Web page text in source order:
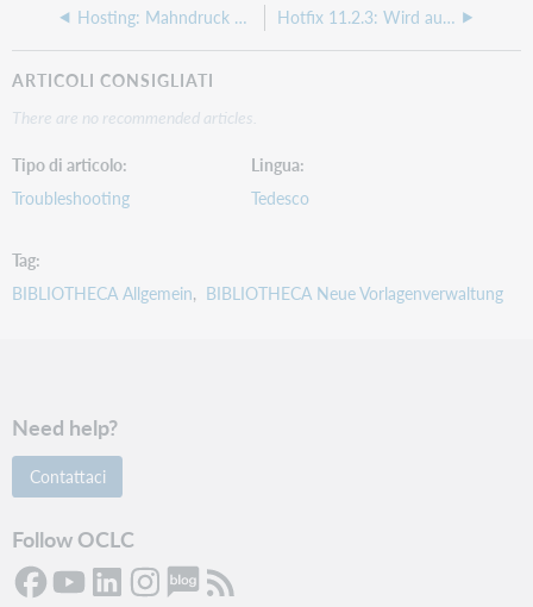
Hosting: Mahndruck über Word funktioniert nicht bei allen Kennungen Hotfix 11.2.3: Wird auch der Exemplarstatus "Verfügbar" geschützt?
ARTICOLI CONSIGLIATI
There are no recommended articles.
Tipo di articolo
Troubleshooting
Lingua
Tedesco
Tag
BIBLIOTHECA Allgemein
BIBLIOTHECA Neue Vorlagenverwaltung
Need help?
Contattaci
Follow OCLC